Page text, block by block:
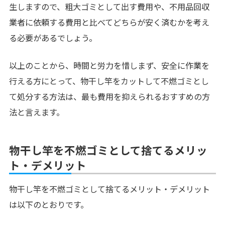
生しますので、粗大ゴミとして出す費用や、不用品回収
業者に依頼する費用と比べてどちらが安く済むかを考え
る必要があるでしょう。
以上のことから、時間と労力を惜しまず、安全に作業を
行える方にとって、物干し竿をカットして不燃ゴミとし
て処分する方法は、最も費用を抑えられるおすすめの方
法と言えます。
物干し竿を不燃ゴミとして捨てるメリッ
ト・デメリット
物干し竿を不燃ゴミとして捨てるメリット・デメリット
は以下のとおりです。